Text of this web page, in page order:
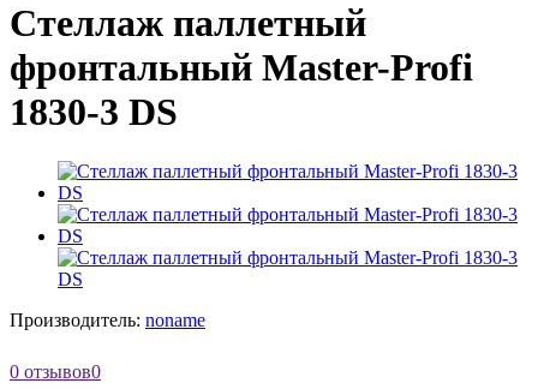
Стеллаж паллетный
фронтальный Master-Profi
1830-3 DS
Производитель: noname
0 отзывов0